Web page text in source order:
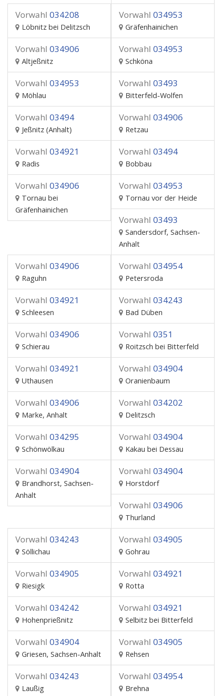
Vorwahl 034208
Löbnitz bei Delitzsch
Vorwahl 034953
Gräfenhainichen
Vorwahl 034906
Altjeßnitz
Vorwahl 034953
Schköna
Vorwahl 034953
Möhlau
Vorwahl 03493
Bitterfeld-Wolfen
Vorwahl 03494
Jeßnitz (Anhalt)
Vorwahl 034906
Retzau
Vorwahl 034921
Radis
Vorwahl 03494
Bobbau
Vorwahl 034906
Tornau bei
Gräfenhainichen
Vorwahl 034953
Tornau vor der Heide
Vorwahl 03493
Sandersdorf, Sachsen-
Anhalt
Vorwahl 034906
Raguhn
Vorwahl 034954
Petersroda
Vorwahl 034921
Schleesen
Vorwahl 034243
Bad Düben
Vorwahl 034906
Schierau
Vorwahl 0351
Roitzsch bei Bitterfeld
Vorwahl 034921
Uthausen
Vorwahl 034904
Oranienbaum
Vorwahl 034906
Marke, Anhalt
Vorwahl 034202
Delitzsch
Vorwahl 034295
Schönwölkau
Vorwahl 034904
Kakau bei Dessau
Vorwahl 034904
Brandhorst, Sachsen-
Anhalt
Vorwahl 034904
Horstdorf
Vorwahl 034906
Thurland
Vorwahl 034243
Söllichau
Vorwahl 034905
Gohrau
Vorwahl 034905
Riesigk
Vorwahl 034921
Rotta
Vorwahl 034242
Hohenprießnitz
Vorwahl 034921
Selbitz bei Bitterfeld
Vorwahl 034904
Griesen, Sachsen-Anhalt
Vorwahl 034905
Rehsen
Vorwahl 034243
Laußig
Vorwahl 034954
Brehna